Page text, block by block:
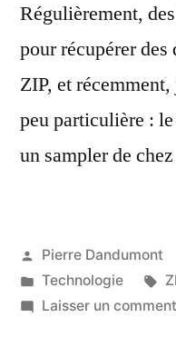
Régulièrement,
pour récupérer des
ZIP, et
peu particulière :
un sampler de
Publié
par
Pierre Dandumont
Publié
dans
Technologie
Laisser un